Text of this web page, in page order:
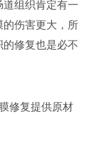
组织肯定有一
伤害更大，所
修复也是必不
修复提供原材